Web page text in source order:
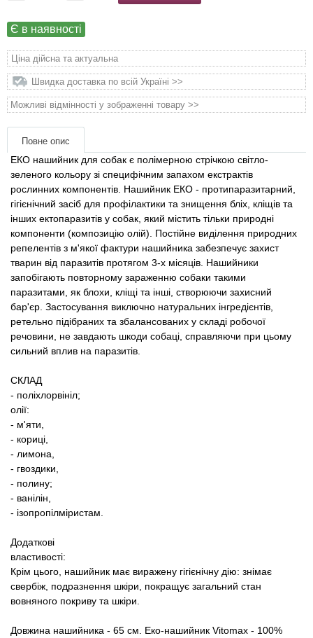
Є в наявності
Ціна дійсна та актуальна
Швидка доставка по всій Україні >>
Можливі відмінності у зображенні товару >>
Повне опис
ЕКО нашийник для собак є полімерною стрічкою світло-
зеленого кольору зі специфічним запахом екстрактів
рослинних компонентів. Нашийник ЕКО - протипаразитарний,
гігієнічний засіб для профілактики та знищення бліх, кліщів та
інших ектопаразитів у собак, який містить тільки природні
компоненти (композицію олій). Постійне виділення природних
репелентів з м'якої фактури нашийника забезпечує захист
тварин від паразитів протягом 3-х місяців. Нашийники
запобігають повторному зараженню собаки такими
паразитами, як блохи, кліщі та інші, створюючи захисний
бар'єр. Застосування виключно натуральних інгредієнтів,
ретельно підібраних та збалансованих у складі робочої
речовини, не завдають шкоди собаці, справляючи при цьому
сильний вплив на паразитів.
СКЛАД
- поліхлорвініл;
олії:
- м'яти,
- кориці,
- лимона,
- гвоздики,
- полину;
- ванілін,
- ізопропілміристам.
Додаткові
властивості:
Крім цього, нашийник має виражену гігієнічну дію: знімає
свербіж, подразнення шкіри, покращує загальний стан
вовняного покриву та шкіри.
Довжина нашийника - 65 см. Еко-нашийник Vitomax - 100%
Товари для гризунів
Товари для коней
Хозряд - господарчі товари оптом
Популярні зоотоварі
Архів / Знято з виробництва